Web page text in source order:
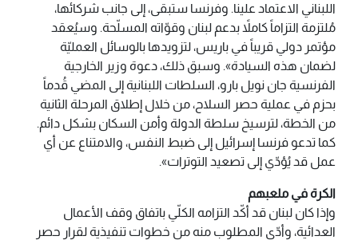
اللبناني الاعتماد علينا. وفرنسا ستبقى، إلى جانب شركائها،
مُلتزمة التزاماً كاملاً بدعم لبنان وقوّاته المسلّحة. وسيُعقد
مؤتمر دولي قريباً في باريس، لتزويدها بالوسائل العمليّة
لضمان هذه السيادة». وسبق ذلك، دعوة وزير الخارجية
الفرنسية جان نويل بارو، السلطات اللبنانية إلى المضي قُدماً
بحزم في عملية حصر السلاح، من خلال إطلاق المرحلة الثانية
من الخطة، لترسيخ سلطة الدولة وأمن السكان بشكل دائم.
كما تدعو فرنسا إسرائيل إلى ضبط النفس، والامتناع عن أي
عمل قد يُؤدّي إلى تصعيد التوترات».
الكرة في ملعبهم
وإذا كان لبنان قد أكّد التزامه الكلّي باتفاق وقف الأعمال
العدائية، وأدّى المطلوب منه من خطوات تنفيذية لقرار حصر